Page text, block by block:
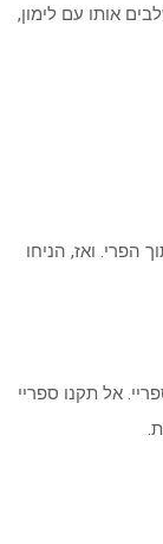
אותו עם לימון,
הפרי. ואז, הניחו
אל תקנו ספריי